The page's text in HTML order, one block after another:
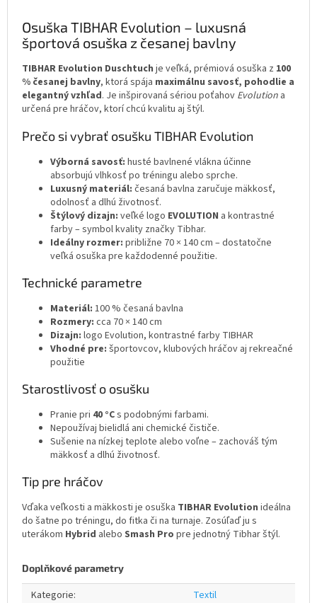
Osuška TIBHAR Evolution – luxusná
športová osuška z česanej bavlny
TIBHAR Evolution Duschtuch je veľká, prémiová osuška z 100
% česanej bavlny, ktorá spája maximálnu savosť, pohodlie a
elegantný vzhľad. Je inšpirovaná sériou poťahov Evolution a
určená pre hráčov, ktorí chcú kvalitu aj štýl.
Prečo si vybrať osušku TIBHAR Evolution
Výborná savosť: husté bavlnené vlákna účinne
absorbujú vlhkosť po tréningu alebo sprche.
Luxusný materiál: česaná bavlna zaručuje mäkkosť,
odolnosť a dlhú životnosť.
Štýlový dizajn: veľké logo EVOLUTION a kontrastné
farby – symbol kvality značky Tibhar.
Ideálny rozmer: približne 70 × 140 cm – dostatočne
veľká osuška pre každodenné použitie.
Technické parametre
Materiál: 100 % česaná bavlna
Rozmery: cca 70 × 140 cm
Dizajn: logo Evolution, kontrastné farby TIBHAR
Vhodné pre: športovcov, klubových hráčov aj rekreačné
použitie
Starostlivosť o osušku
Pranie pri 40 °Cs podobnými farbami.
Nepoužívaj bielidlá ani chemické čističe.
Sušenie na nízkej teplote alebo voľne – zachováš tým
mäkkosť a dlhú životnosť.
Tip pre hráčov
Vďaka veľkosti a mäkkosti je osuška TIBHAR Evolution ideálna
do šatne po tréningu, do fitka či na turnaje. Zosúľaď ju s
uterákom Hybrid alebo Smash Pro pre jednotný Tibhar štýl.
Doplňkové parametry
Kategorie:
Textil